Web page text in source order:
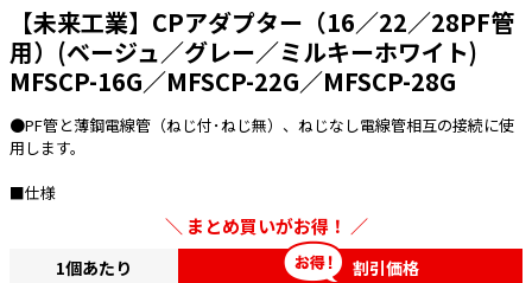
ボックス・ビニル電線管付属品・引き込
みカバー
工具関連
感染症関連
【未来工業】CPアダプター（16／22／28PF管
用）(ベージュ／グレー／ミルキーホワイト)
MFSCP-16G／MFSCP-22G／MFSCP-28G
●PF管と薄鋼電線管（ねじ付･ねじ無）、ねじなし電線管相互の接続に使
用します。
■仕様
まとめ買いがお得！
1個あたり 割引価格